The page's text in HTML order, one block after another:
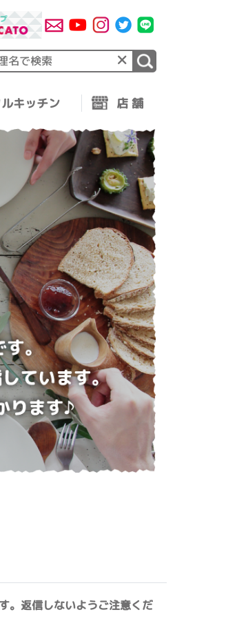
×
キッチン 店 舗
。返信しないようご注意くだ